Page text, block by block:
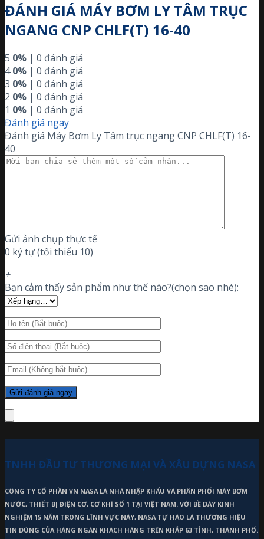
ĐÁNH GIÁ MÁY BƠM LY TÂM TRỤC
NGANG CNP CHLF(T) 16-40
5 0% | 0 đánh giá
4 0% | 0 đánh giá
3 0% | 0 đánh giá
2 0% | 0 đánh giá
1 0% | 0 đánh giá
Đánh giá ngay
Đánh giá Máy Bơm Ly Tâm trục ngang CNP CHLF(T) 16-
40
Gửi ảnh chụp thực tế
0 ký tự (tối thiểu 10)
+
Bạn cảm thấy sản phẩm như thế nào?(chọn sao nhé):
TNHH ĐẦU TƯ THƯƠNG MẠI VÀ XÂU DỰNG NASA
CÔNG TY CỔ PHẦN VN NASA LÀ NHÀ NHẬP KHẨU VÀ PHÂN PHỐI MÁY BƠM
NƯỚC, THIẾT BỊ ĐIỆN CƠ, CƠ KHÍ SỐ 1 TẠI VIỆT NAM. VỚI BỀ DÀY KINH
NGHIỆM 15 NĂM TRONG LĨNH VỰC NÀY, NASA TỰ HÀO LÀ THƯƠNG HIỆU
TIN DÙNG CỦA HÀNG NGÀN KHÁCH HÀNG TRÊN KHẮP 63 TỈNH, THÀNH PHỐ.